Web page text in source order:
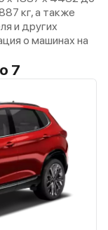
кг, а также
и других
о машинах на
7